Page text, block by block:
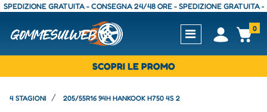
GRATUITA - CONSEGNA 24/48 ORE - SPEDIZIONE GRATUITA -
Open0
SCOPRI LE PROMO
4 STAGIONI 205/55R16 94H HANKOOK H750 4S 2